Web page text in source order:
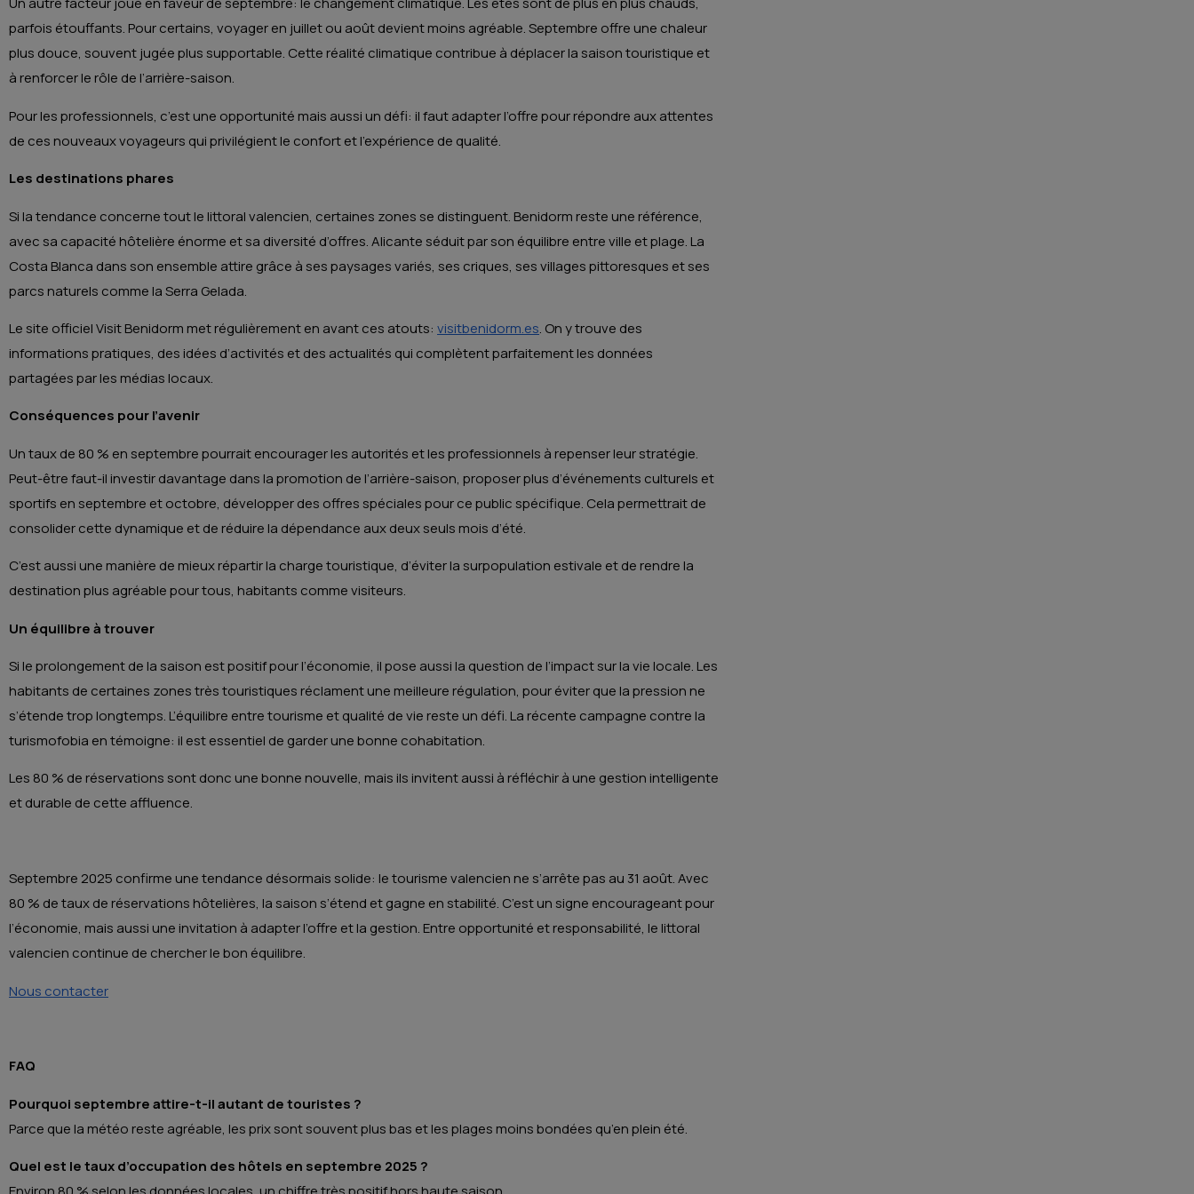
parfois étouffants. Pour certains, voyager en juillet ou août devient moins agréable. Septembre offre une chaleur
plus douce, souvent jugée plus supportable. Cette réalité climatique contribue à déplacer la saison touristique et
à renforcer le rôle de l’arrière-saison.
Pour les professionnels, c’est une opportunité mais aussi un défi: il faut adapter l’offre pour répondre aux attentes
de ces nouveaux voyageurs qui privilégient le confort et l’expérience de qualité.
Les destinations phares
Si la tendance concerne tout le littoral valencien, certaines zones se distinguent. Benidorm reste une référence,
avec sa capacité hôtelière énorme et sa diversité d’offres. Alicante séduit par son équilibre entre ville et plage. La
Costa Blanca dans son ensemble attire grâce à ses paysages variés, ses criques, ses villages pittoresques et ses
parcs naturels comme la Serra Gelada.
Le site officiel Visit Benidorm met régulièrement en avant ces atouts: visitbenidorm.es. On y trouve des
informations pratiques, des idées d’activités et des actualités qui complètent parfaitement les données
partagées par les médias locaux.
Conséquences pour l’avenir
Un taux de 80 % en septembre pourrait encourager les autorités et les professionnels à repenser leur stratégie.
Peut-être faut-il investir davantage dans la promotion de l’arrière-saison, proposer plus d’événements culturels et
sportifs en septembre et octobre, développer des offres spéciales pour ce public spécifique. Cela permettrait de
consolider cette dynamique et de réduire la dépendance aux deux seuls mois d’été.
C’est aussi une manière de mieux répartir la charge touristique, d’éviter la surpopulation estivale et de rendre la
destination plus agréable pour tous, habitants comme visiteurs.
Un équilibre à trouver
Si le prolongement de la saison est positif pour l’économie, il pose aussi la question de l’impact sur la vie locale. Les
habitants de certaines zones très touristiques réclament une meilleure régulation, pour éviter que la pression ne
s’étende trop longtemps. L’équilibre entre tourisme et qualité de vie reste un défi. La récente campagne contre la
turismofobia en témoigne: il est essentiel de garder une bonne cohabitation.
Les 80 % de réservations sont donc une bonne nouvelle, mais ils invitent aussi à réfléchir à une gestion intelligente
et durable de cette affluence.
Septembre 2025 confirme une tendance désormais solide: le tourisme valencien ne s’arrête pas au 31 août. Avec
80 % de taux de réservations hôtelières, la saison s’étend et gagne en stabilité. C’est un signe encourageant pour
l’économie, mais aussi une invitation à adapter l’offre et la gestion. Entre opportunité et responsabilité, le littoral
valencien continue de chercher le bon équilibre.
Nous contacter
FAQ
Pourquoi septembre attire-t-il autant de touristes ?
Parce que la météo reste agréable, les prix sont souvent plus bas et les plages moins bondées qu’en plein été.
Quel est le taux d’occupation des hôtels en septembre 2025 ?